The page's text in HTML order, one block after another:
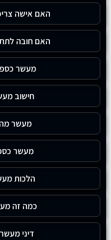
האם אישה
האם חובה
מעשר
חישוב
מעשר
מעשר
הלכות
כמה זה
דיני